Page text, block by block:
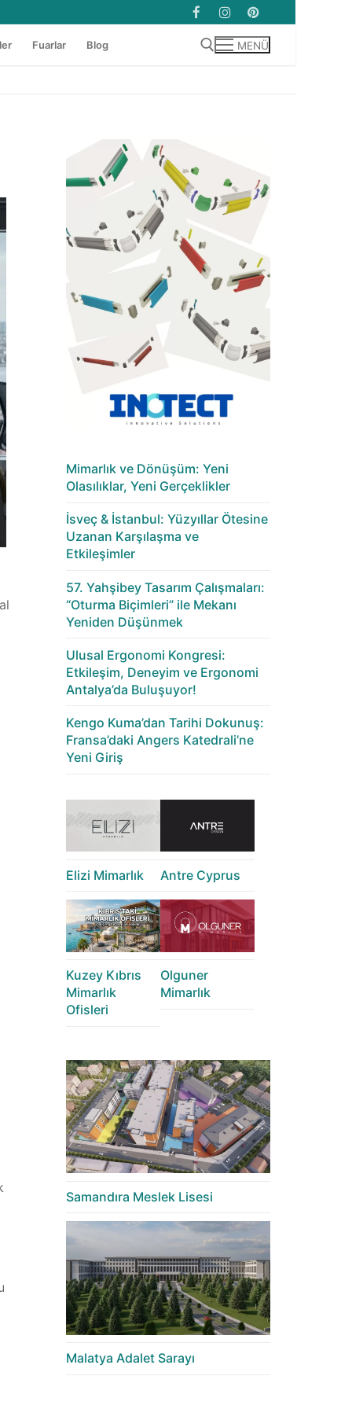
Fuarlar Blog MENÜ
Mimarlık ve Dönüşüm: Yeni
Olasılıklar, Yeni Gerçeklikler
İsveç & İstanbul: Yüzyıllar Ötesine
Uzanan Karşılaşma ve
Etkileşimler
57. Yahşibey Tasarım Çalışmaları:
“Oturma Biçimleri” ile Mekanı
Yeniden Düşünmek
Ulusal Ergonomi Kongresi:
Etkileşim, Deneyim ve Ergonomi
Antalya’da Buluşuyor!
Kengo Kuma’dan Tarihi Dokunuş:
Fransa’daki Angers Katedrali’ne
Yeni Giriş
Elizi Mimarlık Antre Cyprus
Kuzey Kıbrıs
Mimarlık
Ofisleri
Olguner
Mimarlık
Samandıra Meslek Lisesi
Malatya Adalet Sarayı